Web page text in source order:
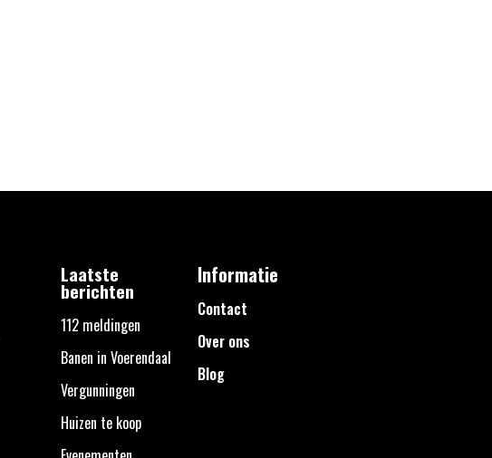
Laatste
berichten
112 meldingen
Banen in Voerendaal
Vergunningen
Huizen te koop
Informatie
Contact
Over ons
Blog